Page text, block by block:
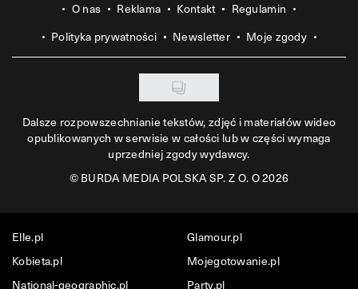
O nas Reklama Kontakt
Regulamin
Polityka prywatności
Newsletter Moje zgody
Dalsze rozpowszechnianie tekstów, zdjęć i materiałów wideo
opublikowanych w serwisie w całości lub w części wymaga
uprzedniej zgody wydawcy.
©BURDA MEDIA POLSKA SP. Z O. O 2026
Elle.pl
Glamour.pl
Kobieta.pl
Mojegotowanie.pl
National-geographic.pl
Party.pl